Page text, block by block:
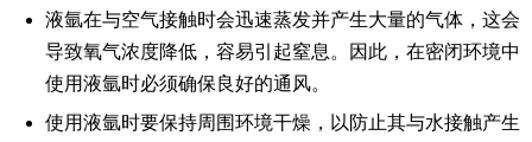
液氩在与空气接触时会迅速蒸发并产生大量的气体，这会
导致氧气浓度降低，容易引起窒息。因此，在密闭环境中
使用液氩时必须确保良好的通风。
使用液氩时要保持周围环境干燥，以防止其与水接触产生